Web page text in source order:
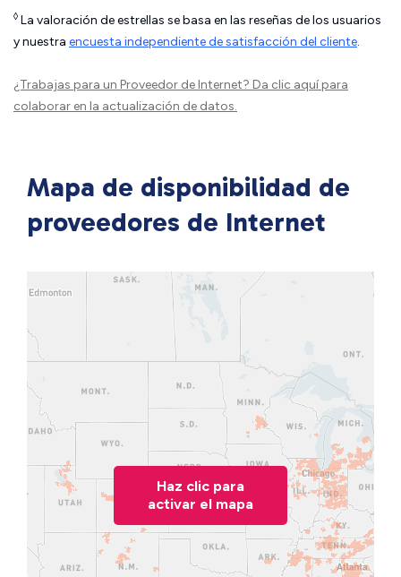
◊ La valoración de estrellas se basa en las reseñas de los usuarios
y nuestra encuesta independiente de satisfacción del cliente.
¿Trabajas para un Proveedor de Internet? Da clic aquípara
colaborar en la actualización de datos.
Mapa de disponibilidad de
proveedores de Internet
Haz clic para
activar el mapa